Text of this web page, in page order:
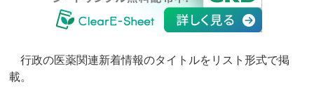
行政の医薬関連新着情報のタイトルをリスト形式で掲
載。